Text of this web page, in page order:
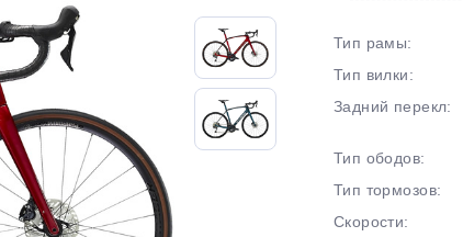
Тип рамы:
Тип вилки:
Задний перекл:
Тип ободов:
Тип тормозов:
Скорости:
Разбейте
оплату
на части
без переплат
График платежей
Сегодня